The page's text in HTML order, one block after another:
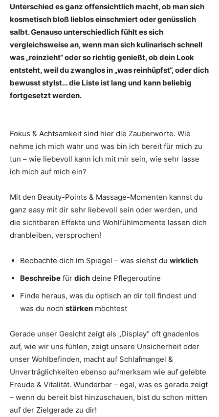
Unterschied es ganz offensichtlich macht, ob man sich
kosmetisch bloß lieblos einschmiert oder genüsslich
salbt. Genauso unterschiedlich fühlt es sich
vergleichsweise an, wenn man sich kulinarisch schnell
was „reinzieht“ oder so richtig genießt, ob dein Look
entsteht, weil du zwanglos in „was reinhüpfst“, oder dich
bewusst stylst… die Liste ist lang und kann beliebig
fortgesetzt werden.
Fokus & Achtsamkeit sind hier die Zauberworte. Wie
nehme ich mich wahr und was bin ich bereit für mich zu
tun – wie liebevoll kann ich mit mir sein, wie sehr lasse
ich mich auf mich ein?
Mit den Beauty-Points & Massage-Momenten kannst du
ganz easy mit dir sehr liebevoll sein oder werden, und
die sichtbaren Effekte und Wohlfühlmomente lassen dich
dranbleiben, versprochen!
Beobachte dich im Spiegel – was siehst du wirklich
Beschreibe für dich deine Pflegeroutine
Finde heraus, was du optisch an dir toll findest und
was du noch stärken möchtest
Gerade unser Gesicht zeigt als „Display“ oft gnadenlos
auf, wie wir uns fühlen, zeigt unsere Unsicherheit oder
unser Wohlbefinden, macht auf Schlafmangel &
Unverträglichkeiten ebenso aufmerksam wie auf gelebte
Freude & Vitalität. Wunderbar – egal, was es gerade zeigt
– wenn du bereit bist hinzuschauen, bist du schon mitten
auf der Zielgerade zu dir!